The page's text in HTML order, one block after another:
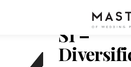
Podcast:
S1 –